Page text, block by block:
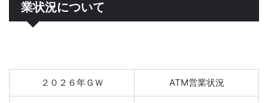
業状況について
２０２６年ＧＷ ATM営業状況